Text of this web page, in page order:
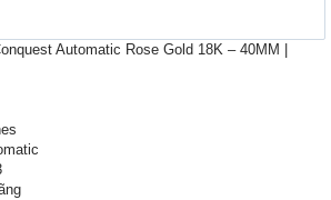
Automatic Rose Gold 18K – 40MM |